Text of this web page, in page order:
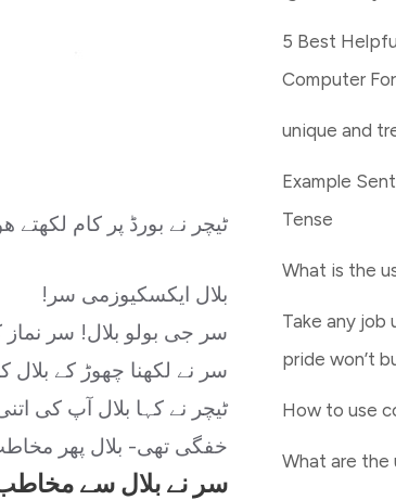
ٹیچر نے بورڈ پر کام
بلال ایکسکیوزمی سر!
سر جی بولو بلال! سر
سر نے لکھنا چھوڑ کے
ٹیچر نے کہا بلال آپ کی
خفگی تھی- بلال پھر
سر نے بلال سے مخاطب
5 Best
Computer
unique and
Example
Tense
What is the
Take any job
pride won’t
How to use
What are the